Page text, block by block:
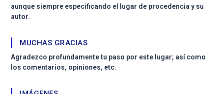
aunque siempre especificando el lugar de procedencia y su
autor.
MUCHAS GRACIAS
Agradezco profundamente tu paso por este lugar; así como
los comentarios, opiniones, etc.